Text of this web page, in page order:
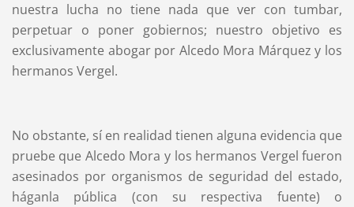
nuestra lucha no tiene nada que ver con tumbar,
perpetuar o poner gobiernos; nuestro objetivo es
exclusivamente abogar por Alcedo Mora Márquez y los
hermanos Vergel.
No obstante, sí en realidad tienen alguna evidencia que
pruebe que Alcedo Mora y los hermanos Vergel fueron
asesinados por organismos de seguridad del estado,
háganla pública (con su respectiva fuente) o